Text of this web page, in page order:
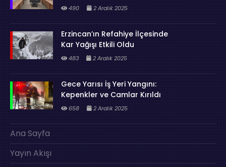
490 2 Aralık 2025
Erzincan’ın Refahiye İlçesinde
Kar Yağışı Etkili Oldu
483 2 Aralık 2025
Gece Yarısı İş Yeri Yangını:
Kepenkler ve Camlar Kırıldı
658 2 Aralık 2025
Ana Sayfa
Yayın Akışı